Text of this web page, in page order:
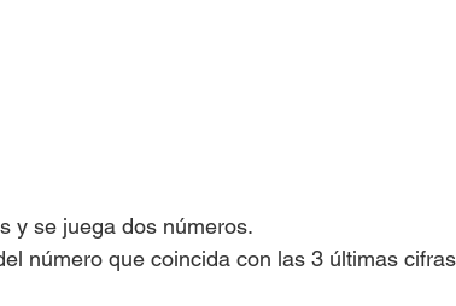
y se juega dos números.
número que coincida con las 3 últimas